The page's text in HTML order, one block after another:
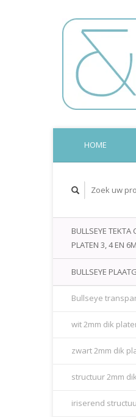
HOME
BULLSEYE TEKTA
PLATEN 3, 4 EN
BULLSEYE
Bullseye
wit 2mm dik
zwart 2mm dik
structuur 2mm
iriserend